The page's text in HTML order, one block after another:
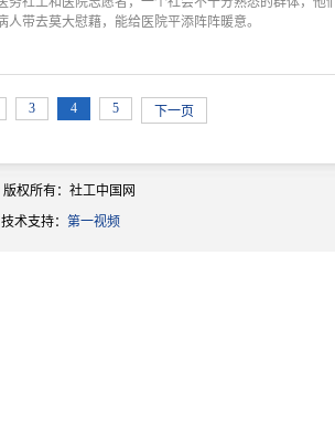
人带去莫大慰藉，能给医院平添阵阵暖意。
3 4 5 下一页
权所有：社工中国网
支持： 第一视频